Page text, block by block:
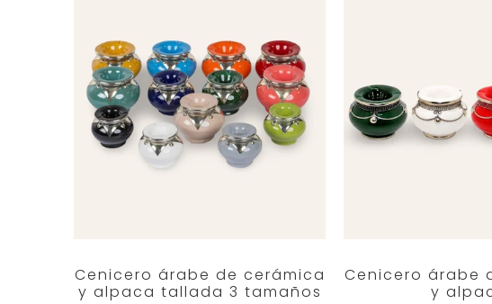
Cenicero árabe de cerámica
y alpaca tallada 3 tamaños
Cenicero árabe
y